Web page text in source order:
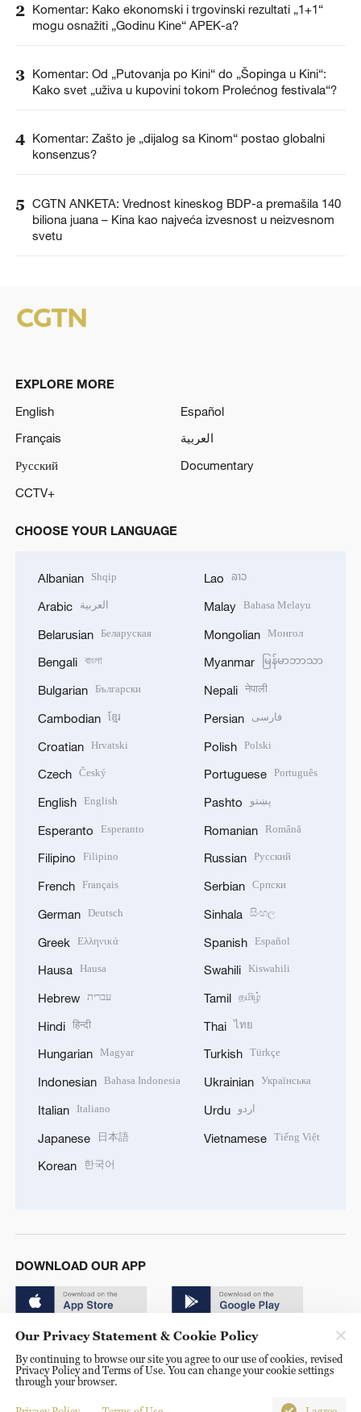
2 Komentar: Kako ekonomski i trgovinski rezultati „1+1“
mogu osnažiti „Godinu Kine“ APEK-a?
3 Komentar: Od „Putovanja po Kini“ do „Šopinga u Kini“:
Kako svet „uživa u kupovini tokom Prolećnog festivala“?
4 Komentar: Zašto je „dijalog sa Kinom“ postao globalni
konsenzus?
5 CGTN ANKETA: Vrednost kineskog BDP-a premašila 140
biliona juana – Kina kao najveća izvesnost u neizvesnom
svetu
EXPLORE MORE
English
Español
Français
العربية
Русский
Documentary
CCTV+
CHOOSE YOUR LANGUAGE
Albanian Shqip
Arabic العربية
Belarusian Беларуская
Bengali বাংলা
Bulgarian Български
Cambodian ខ្មែរ
Croatian Hrvatski
Czech Český
English English
Esperanto Esperanto
Filipino Filipino
French Français
German Deutsch
Greek Ελληνικά
Hausa Hausa
Hebrew עברית
Hindi हिन्दी
Hungarian Magyar
Indonesian Bahasa Indonesia
Italian Italiano
Japanese 日本語
Korean 한국어
Lao ລາວ
Malay Bahasa Melayu
Mongolian Монгол
Myanmar မြန်မာဘာသာ
Nepali नेपाली
Persian فارسی
Polish Polski
Portuguese Português
Pashto پښتو
Romanian Română
Russian Русский
Serbian Српски
Sinhala සිංහල
Spanish Español
Swahili Kiswahili
Tamil தமிழ்
Thai ไทย
Turkish Türkçe
Ukrainian Українська
Urdu اردو
Vietnamese Tiếng Việt
DOWNLOAD OUR APP
© China Radio International.CRI. All Rights Reserved. 16A
Shijingshan Road, Beijing, China. 100040
Our Privacy Statement & Cookie Policy
By continuing to browse our site you agree to our use of cookies, revised
Privacy Policy and Terms of Use. You can change your cookie settings
through your browser.